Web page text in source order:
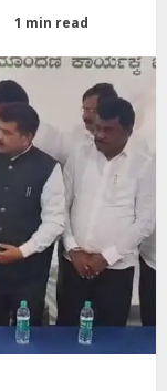
1 min read